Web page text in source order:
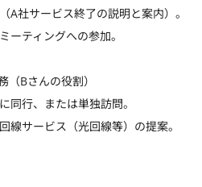
A社サービス終了の説明と案内）。
ーティングへの参加。
Bさんの役割）
同行、または単独訪問。
線サービス（光回線等）の提案。